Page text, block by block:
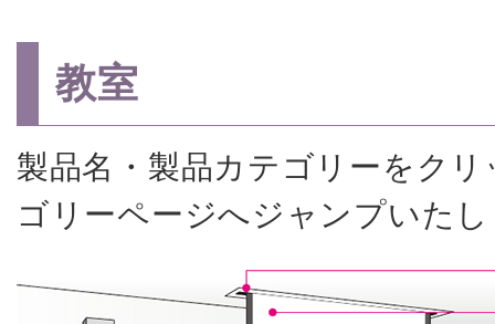
教室
製品名・製品カテゴリーをク
ゴリーページへジャンプいた